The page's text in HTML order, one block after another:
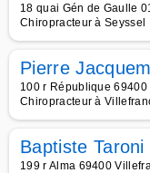
18 quai Gén de Gaulle
Chiropracteur à Seyssel
Pierre
100 r République
Chiropracteur à
Baptiste Taroni
199 r Alma 69400